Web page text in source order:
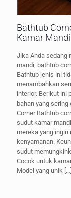
Bathtub
Kamar Mandi
Jika Anda sedang
mandi, bathtub
Bathtub jenis ini
menambahkan
interior. Berikut ini
bahan yang
Corner Bathtub
sudut kamar
mereka yang
kenyamanan.
sudut
Cocok untuk
Model yang unik […]